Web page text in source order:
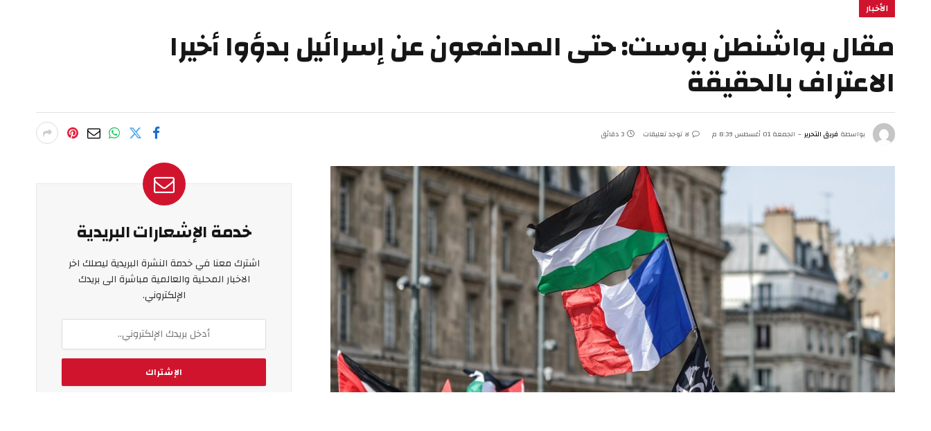
الأخبار
مقال بواشنطن بوست: حتى المدافعون عن إسرائيل بدؤوا أخيرا
الاعتراف بالحقيقة
بواسطة فريق التحرير الجمعة 01 أغسطس 8:39 م لا توجد تعليقات 3 دقائق
خدمة الإشعارات البريدية
اشترك معنا في خدمة النشرة البريدية ليصلك اخر
الاخبار المحلية والعالمية مباشرة الى بريدك
الإلكتروني.